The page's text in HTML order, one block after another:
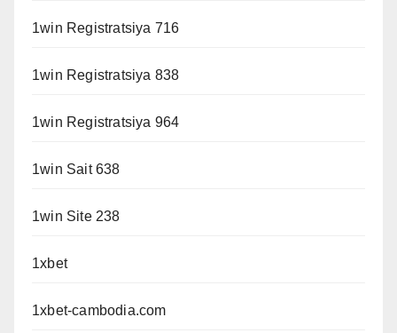
1win Registratsiya 716
1win Registratsiya 838
1win Registratsiya 964
1win Sait 638
1win Site 238
1xbet
1xbet-cambodia.com